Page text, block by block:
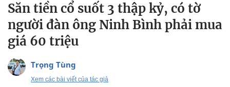
Săn tiền cổ suốt 3 thập kỷ, có tờ
người đàn ông Ninh Bình phải mua
giá 60 triệu
Trọng Tùng
Xem các bài viết của tác giả